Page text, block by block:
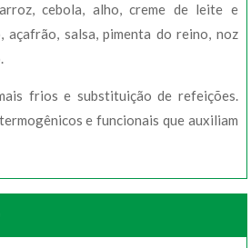
cebola, alho, creme de leite e
açafrão, salsa, pimenta do reino, noz
frios e substituição de refeições.
e funcionais que auxiliam